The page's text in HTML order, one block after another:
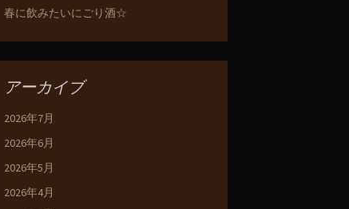
春に飲みたいにごり酒☆
アーカイブ
2026年7月
2026年6月
2026年5月
2026年4月